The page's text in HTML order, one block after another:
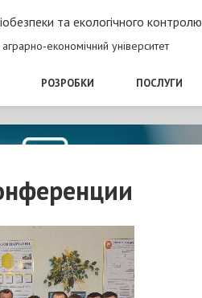
та екологічного
економічний університет
РОЗРОБКИ ПОСЛУГИ